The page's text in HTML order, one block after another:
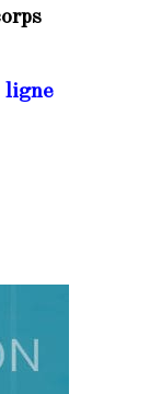
ligne